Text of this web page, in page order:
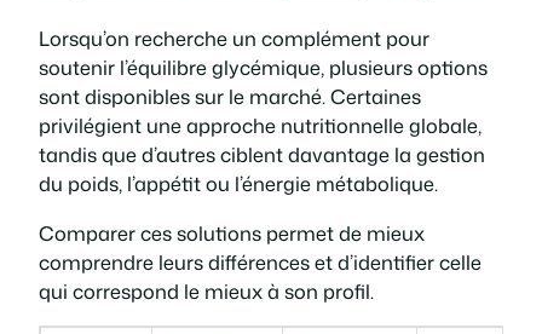
Lorsqu’on recherche un complément pour
soutenir l’équilibre glycémique, plusieurs options
sont disponibles sur le marché. Certaines
privilégient une approche nutritionnelle globale,
tandis que d’autres ciblent davantage la gestion
du poids, l’appétit ou l’énergie métabolique.
Comparer ces solutions permet de mieux
comprendre leurs différences et d’identifier celle
qui correspond le mieux à son profil.